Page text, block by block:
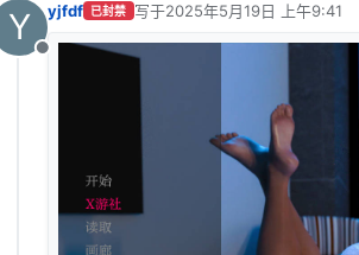
Y
离线
yjfdf 已封禁 写于2025年5月19日 上午9:41
最后由 编辑